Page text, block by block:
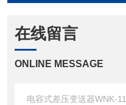
在线留言
ONLINE MESSAGE